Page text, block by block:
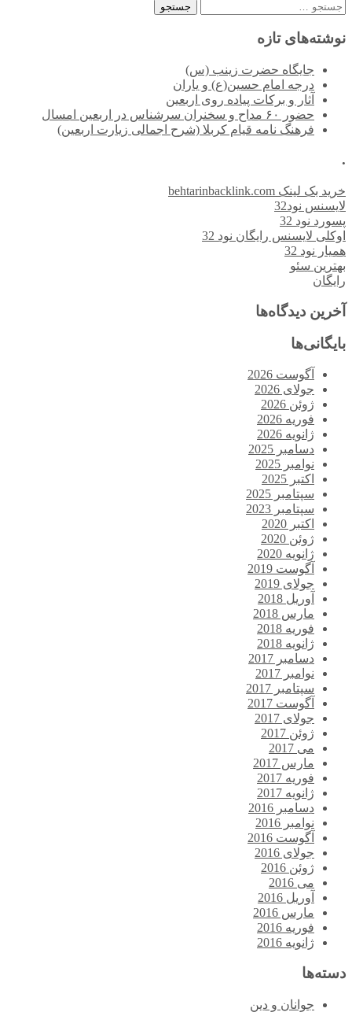
جستجو
نوشته‌های تازه
جایگاه حضرت زینب (س)
درجه امام حسین(ع) و یاران
آثار و برکات پیاده روی اربعین
حضور ۶۰ مداح و سخنران سرشناس در اربعین امسال
فرهنگ نامه قیام کربلا (شرح اجمالی زیارت اربعین)
.
خرید بک لینک behtarinbacklink.com
لایسنس نود32
پسورد نود 32
اوکلی لایسنس رایگان نود 32
همیار نود 32
بهترین سئو
رایگان
آخرین دیدگاه‌ها
بایگانی‌ها
آگوست 2026
جولای 2026
ژوئن 2026
فوریه 2026
ژانویه 2026
دسامبر 2025
نوامبر 2025
اکتبر 2025
سپتامبر 2025
سپتامبر 2023
اکتبر 2020
ژوئن 2020
ژانویه 2020
آگوست 2019
جولای 2019
آوریل 2018
مارس 2018
فوریه 2018
ژانویه 2018
دسامبر 2017
نوامبر 2017
سپتامبر 2017
آگوست 2017
جولای 2017
ژوئن 2017
می 2017
مارس 2017
فوریه 2017
ژانویه 2017
دسامبر 2016
نوامبر 2016
آگوست 2016
جولای 2016
ژوئن 2016
می 2016
آوریل 2016
مارس 2016
فوریه 2016
ژانویه 2016
دسته‌ها
جوانان و دین